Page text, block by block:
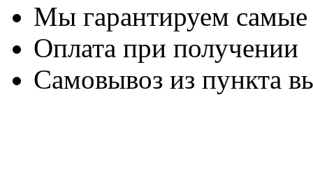
Мы гарантируем
Оплата при получении
Самовывоз из пункта